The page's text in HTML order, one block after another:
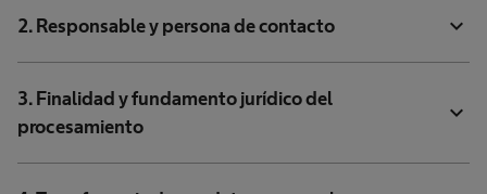
2. Responsable y persona de contacto expand_more
3. Finalidad y fundamento jurídico del
procesamiento
expand_more